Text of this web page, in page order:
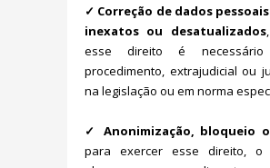
✓ Correção de dados
inexatos ou desatualizados
esse direito é
procedimento, extrajudicial ou
na legislação ou em norma
✓ Anonimização, bloqueio
para exercer esse direito, o